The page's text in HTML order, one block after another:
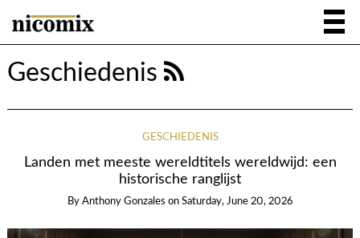
Geschiedenis
GESCHIEDENIS
Landen met meeste wereldtitels wereldwijd: een
historische ranglijst
By Anthony Gonzales on Saturday, June 20, 2026